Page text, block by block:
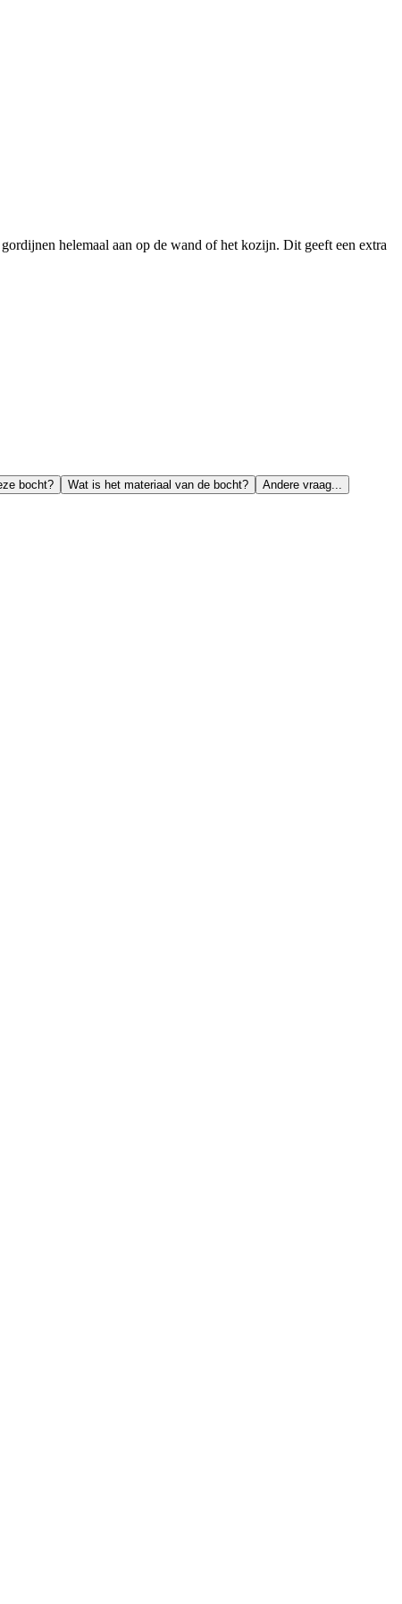
helemaal aan op de wand of het kozijn. Dit geeft een extra
bocht? Wat is het materiaal van de bocht? Andere vraag...